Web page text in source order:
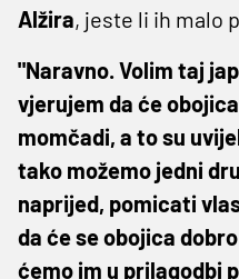
Alžira, jeste li ih malo
"Naravno. Volim taj
vjerujem da će
momčadi, a to su
tako možemo jedni
naprijed, pomicati
da će se obojica
ćemo im u prilagodbi